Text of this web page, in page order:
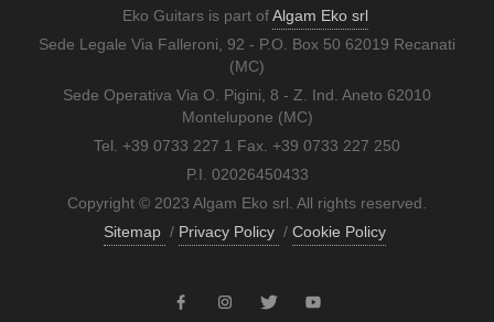
Eko Guitars is part ofAlgam Eko srl
Sede Legale Via Falleroni, 92 - P.O. Box 50 62019 Recanati
(MC)
Sede Operativa Via O. Pigini, 8 - Z. Ind. Aneto 62010
Montelupone (MC)
Tel. +39 0733 227 1 Fax. +39 0733 227 250
P.I. 02026450433
Copyright © 2023 Algam Eko srl. All rights reserved.
Sitemap / Privacy Policy / Cookie Policy